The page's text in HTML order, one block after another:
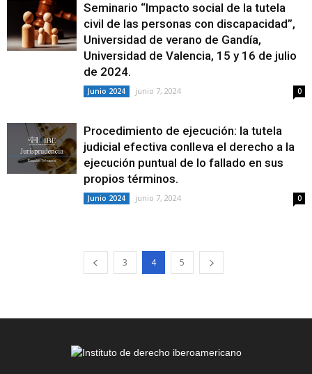
Seminario “Impacto social de la tutela
civil de las personas con discapacidad”,
Universidad de verano de Gandía,
Universidad de Valencia, 15 y 16 de julio
de 2024.
Junio 2024 junio 7, 2024 0
Procedimiento de ejecución: la tutela
judicial efectiva conlleva el derecho a la
ejecución puntual de lo fallado en sus
propios términos.
Junio 2024 junio 7, 2024 0
3 4 5